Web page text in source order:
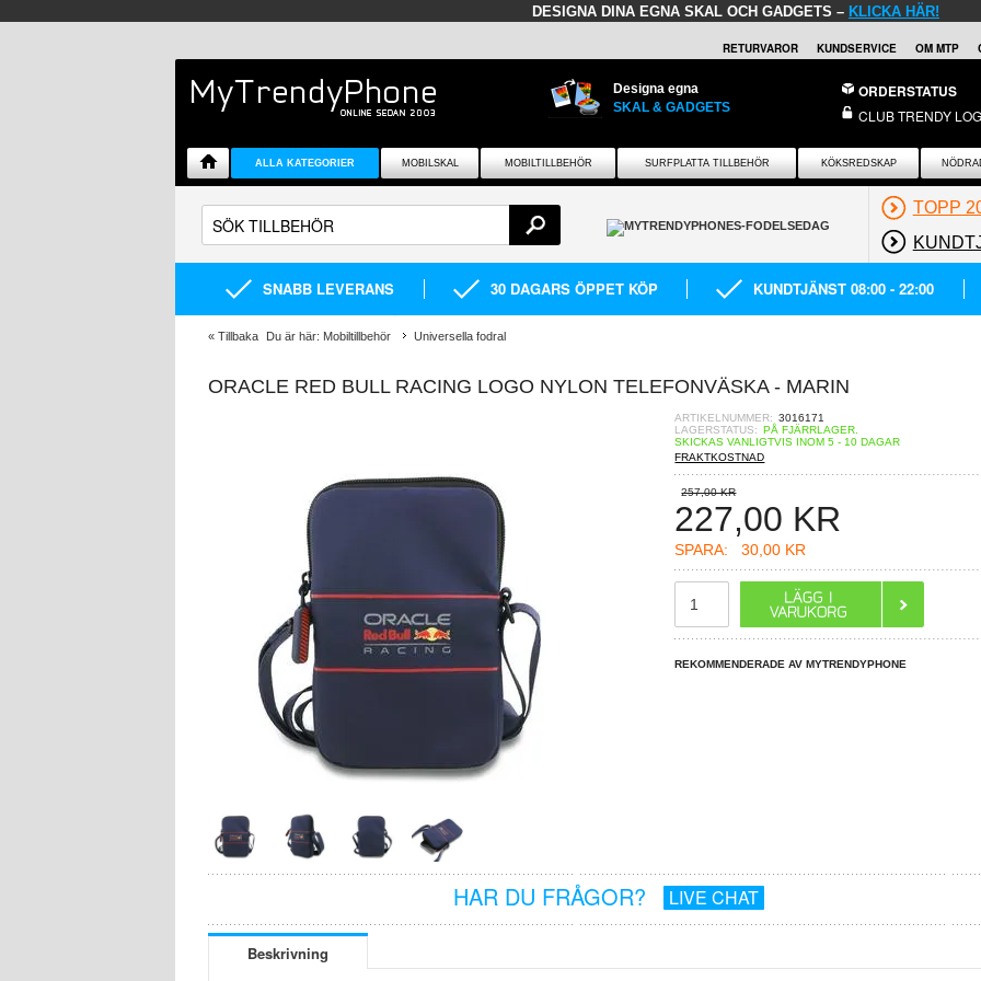
DESIGNA DINA EGNA SKAL OCH GADGETS – KLICKA HÄR!
RETURVAROR KUNDSERVICE OM MTP
Designa egna
SKAL & GADGETS
ORDERSTATUS
CLUB TRENDY
ALLA KATEGORIER MOBILSKAL MOBILTILLBEHÖR SURFPLATTA TILLBEHÖR KÖKSREDSKAP
TOPP
SNABB LEVERANS 30 DAGARS ÖPPET KÖP KUNDTJÄNST 08:00 - 22:00
« Tillbaka Du är här: Mobiltillbehör Universella fodral
ORACLE RED BULL RACING LOGO NYLON TELEFONVÄSKA - MARIN
ARTIKELNUMMER: 3016171
LAGERSTATUS: PÅ FJÄRRLAGER.
SKICKAS VANLIGTVIS INOM 5 - 10 DAGAR
FRAKTKOSTNAD
257,00 KR
227,00 KR
SPARA: 30,00 KR
REKOMMENDERADE AV MYTRENDYPHONE
HAR DU FRÅGOR? LIVE CHAT
Beskrivning